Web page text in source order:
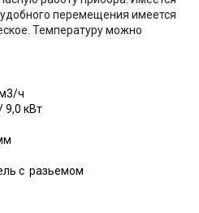
перемещения имеется
Температуру можно
ч
9,0 кВт
с разьемом